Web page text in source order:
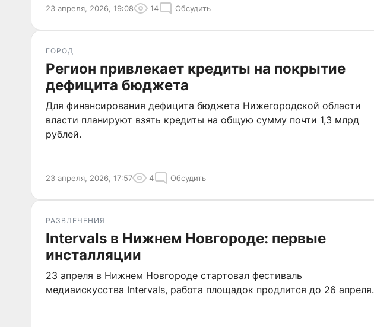
23 апреля, 2026, 19:08 14 Обсудить
ГОРОД
Регион привлекает кредиты на покрытие
дефицита бюджета
Для финансирования дефицита бюджета Нижегородской области
власти планируют взять кредиты на общую сумму почти 1,3 млрд
рублей.
23 апреля, 2026, 17:57 4 Обсудить
РАЗВЛЕЧЕНИЯ
Intervals в Нижнем Новгороде: первые
инсталляции
23 апреля в Нижнем Новгороде стартовал фестиваль
медиаискусства Intervals, работа площадок продлится до 26 апреля.